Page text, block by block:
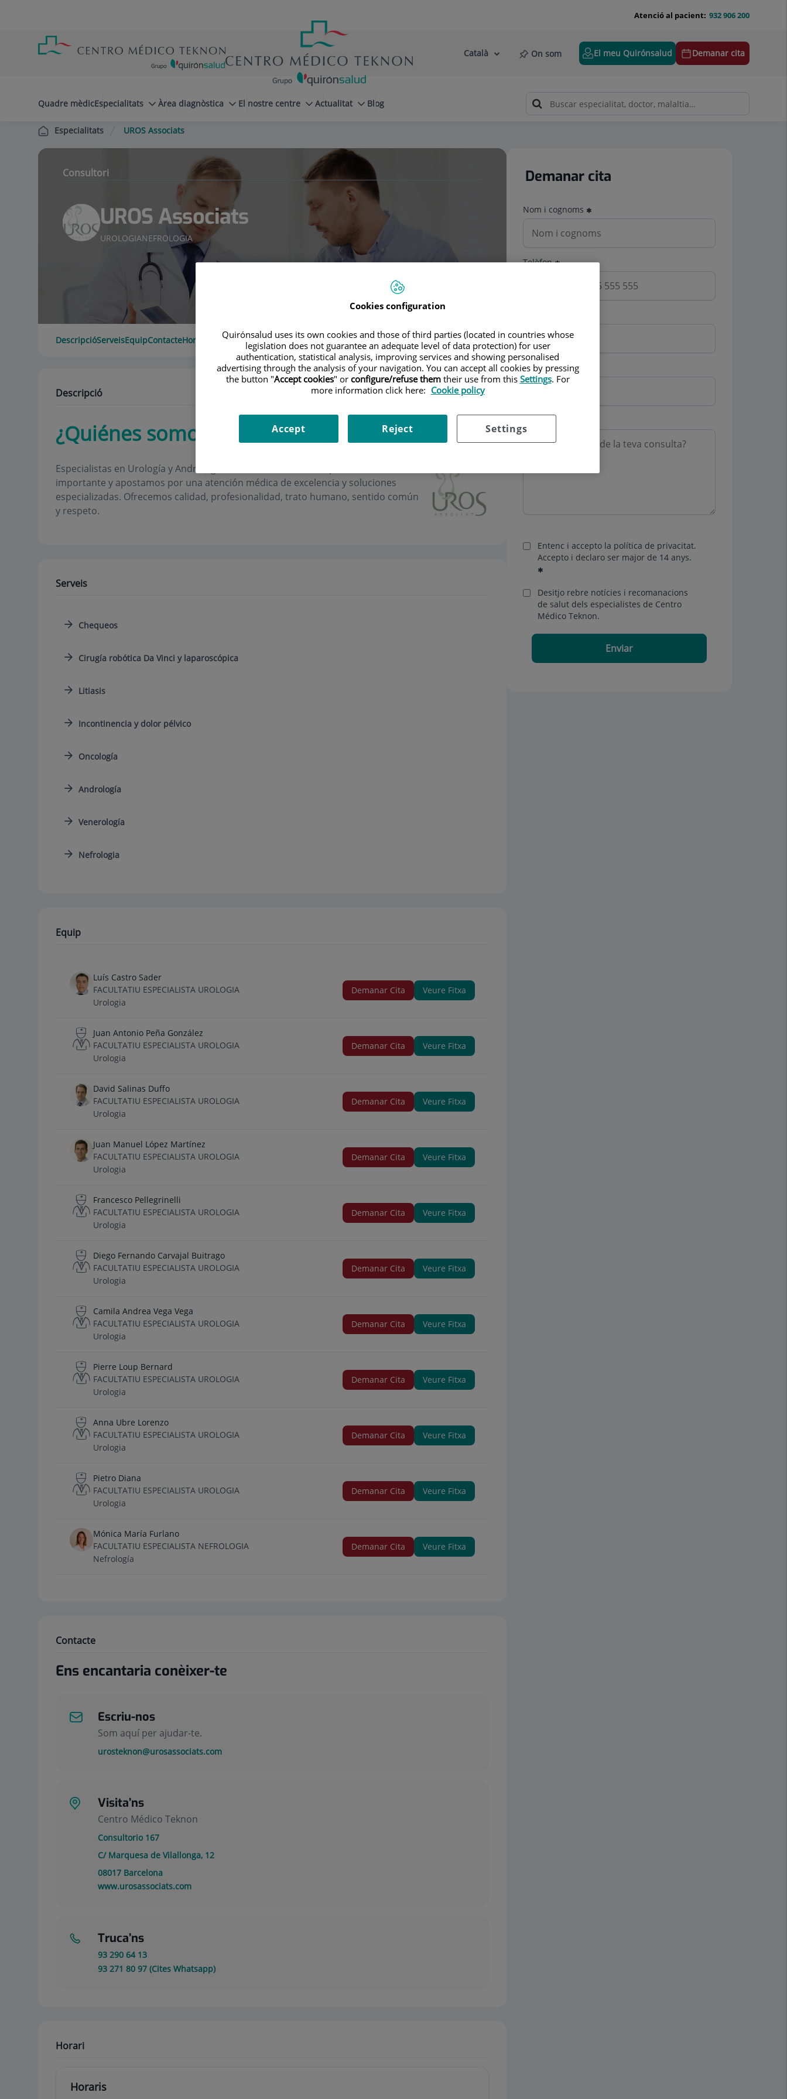
cabecera
932 906 200
Atenció al pacient:
Selector
Llenguatge
Català On som El meu Quirónsalud Demanar cita
Quadre mèdicEspecialitats Àrea diagnòstica El nostre centre Actualitat Blog
Especialitats UROS Associats
Consultori
UROS Associats
UROLOGIANEFROLOGIA
DescripcióServeisEquipContacteHorari
Descripció
¿Quiénes somos?
Especialistas en Urología y Andrología. Para
importante y apostamos por una atención médica de excelencia y soluciones
especializadas. Ofrecemos calidad, profesionalidad, trato humano, sentido común
y respeto.
Serveis
Chequeos
Cirugía robótica Da Vinci y laparoscópica
Litiasis
Incontinencia y dolor pélvico
Oncología
Andrología
Venerología
Nefrologia
Equip
Luís Castro Sader
FACULTATIU ESPECIALISTA UROLOGIA
Urologia
Demanar Cita Veure Fitxa
Juan Antonio Peña González
FACULTATIU ESPECIALISTA UROLOGIA
Urologia
Demanar Cita Veure Fitxa
David Salinas Duffo
FACULTATIU ESPECIALISTA UROLOGIA
Urologia
Demanar Cita Veure Fitxa
Juan Manuel López Martínez
FACULTATIU ESPECIALISTA UROLOGIA
Urologia
Demanar Cita Veure Fitxa
Francesco Pellegrinelli
FACULTATIU ESPECIALISTA UROLOGIA
Urologia
Demanar Cita Veure Fitxa
Diego Fernando Carvajal Buitrago
FACULTATIU ESPECIALISTA UROLOGIA
Urologia
Demanar Cita Veure Fitxa
Camila Andrea Vega Vega
FACULTATIU ESPECIALISTA UROLOGIA
Urologia
Demanar Cita Veure Fitxa
Pierre Loup Bernard
FACULTATIU ESPECIALISTA UROLOGIA
Urologia
Demanar Cita Veure Fitxa
Anna Ubre Lorenzo
FACULTATIU ESPECIALISTA UROLOGIA
Urologia
Demanar Cita Veure Fitxa
Pietro Diana
FACULTATIU ESPECIALISTA UROLOGIA
Urologia
Demanar Cita Veure Fitxa
Mónica María Furlano
FACULTATIU ESPECIALISTA NEFROLOGIA
Nefrología
Demanar Cita Veure Fitxa
Contacte
Ens encantaria conèixer-te
Escriu-nos
Som aquí per ajudar-te.
urosteknon@urosassociats.com
Visita’ns
Centro Médico Teknon
Consultorio 167
C/ Marquesa de Vilallonga, 12
08017 Barcelona
www.urosassociats.com
Truca’ns
93 290 64 13
93 271 80 97 (Cites Whatsapp)
Horari
Horaris
Demanar cita
Nom i cognoms
Telèfon
Mutua
Motiu consulta
Entenc i accepto la política de privacitat.
Accepto i declaro ser major de 14 anys.
Desitjo rebre notícies i recomanacions
de salut dels especialistes de Centro
Médico Teknon.
Enviar
Cookies configuration
Quirónsalud uses its own cookies and those of third parties (located in countries whose
legislation does not guarantee an adequate level of data protection) for user
authentication, statistical analysis, improving services and showing personalised
advertising through the analysis of your navigation. You can accept all cookies by pressing
the button "Accept cookies" or configure/refuse themtheir use from this Settings. For
more information click here: Cookie policy
Settings
Reject
Accept